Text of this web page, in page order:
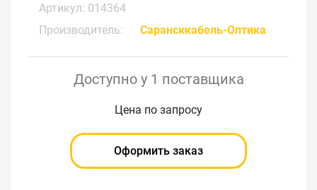
Артикул: 014364
Производитель:
Сарансккабель-Оптика
Доступно у 1 поставщика
Цена по запросу
Оформить заказ